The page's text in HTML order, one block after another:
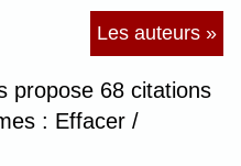
Les auteurs »
propose 68 citations
: Effacer /